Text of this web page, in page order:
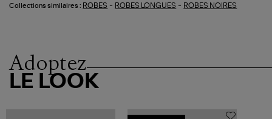
Collections similaires : ROBES - ROBES LONGUES - ROBES NOIRES
Adoptez
LE LOOK